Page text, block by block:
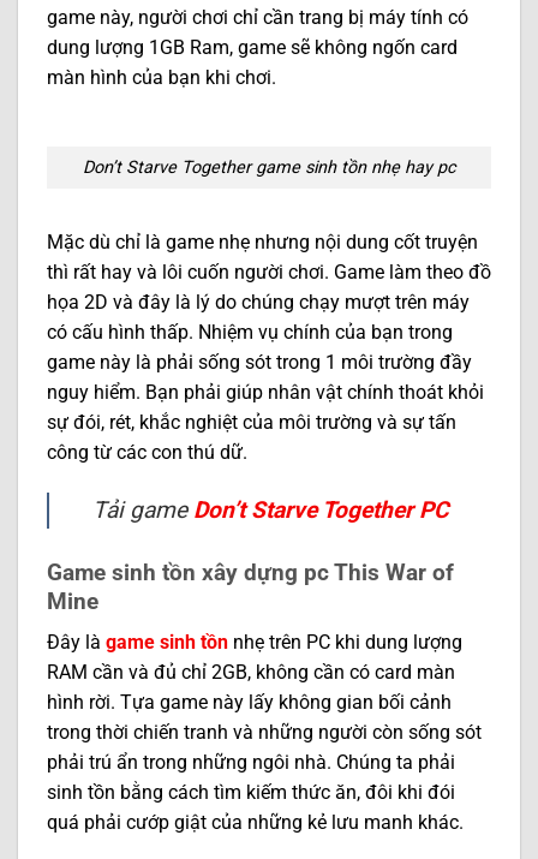
game này, người chơi chỉ cần trang bị máy tính có
dung lượng 1GB Ram, game sẽ không ngốn card
màn hình của bạn khi chơi.
Don’t Starve Together game sinh tồn nhẹ hay pc
Mặc dù chỉ là game nhẹ nhưng nội dung cốt truyện
thì rất hay và lôi cuốn người chơi. Game làm theo đồ
họa 2D và đây là lý do chúng chạy mượt trên máy
có cấu hình thấp. Nhiệm vụ chính của bạn trong
game này là phải sống sót trong 1 môi trường đầy
nguy hiểm. Bạn phải giúp nhân vật chính thoát khỏi
sự đói, rét, khắc nghiệt của môi trường và sự tấn
công từ các con thú dữ.
Tải game Don’t Starve Together PC
Game sinh tồn xây dựng pc This War of
Mine
Đây là game sinh tồn nhẹ trên PC khi dung lượng
RAM cần và đủ chỉ 2GB, không cần có card màn
hình rời. Tựa game này lấy không gian bối cảnh
trong thời chiến tranh và những người còn sống sót
phải trú ẩn trong những ngôi nhà. Chúng ta phải
sinh tồn bằng cách tìm kiếm thức ăn, đôi khi đói
quá phải cướp giật của những kẻ lưu manh khác.